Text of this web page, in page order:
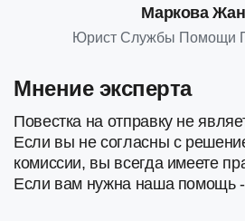
Маркова
Юрист Службы Помощи
Мнение эксперта
Повестка на отправку не
Если вы не согласны с
комиссии, вы всегда имеете
Если вам нужна наша помощь